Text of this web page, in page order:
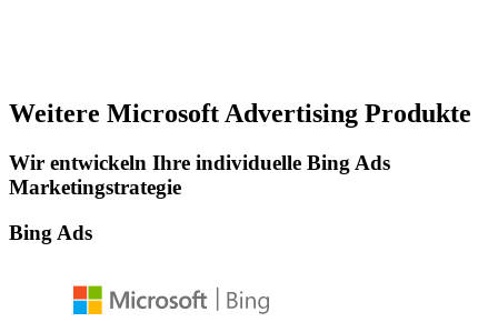
Weitere Microsoft Advertising Produkte
Wir entwickeln Ihre individuelle Bing Ads
Marketingstrategie
Bing Ads